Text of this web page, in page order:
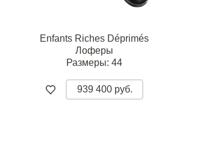
Enfants Riches Déprimés
Лоферы
Размеры:44
939 400 руб.